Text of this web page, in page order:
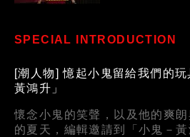
SPECIAL INTRODUCTION
[潮人物] 憶起小鬼留給我們的玩
黃鴻升」
懷念小鬼的笑聲，以及他的爽
的夏天，編輯邀請到「小鬼－